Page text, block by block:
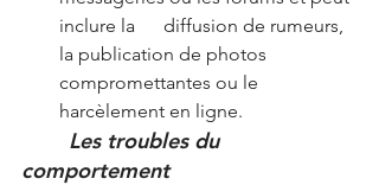
inclure la      diffusion de rumeurs,
la publication de photos
compromettantes ou le
harcèlement en ligne.
Les troubles du
comportement